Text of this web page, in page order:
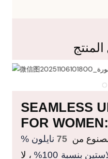
SEAMLESS
FOR WOMEN:
من 75 نايلون %
بنسبة 100%
، لا